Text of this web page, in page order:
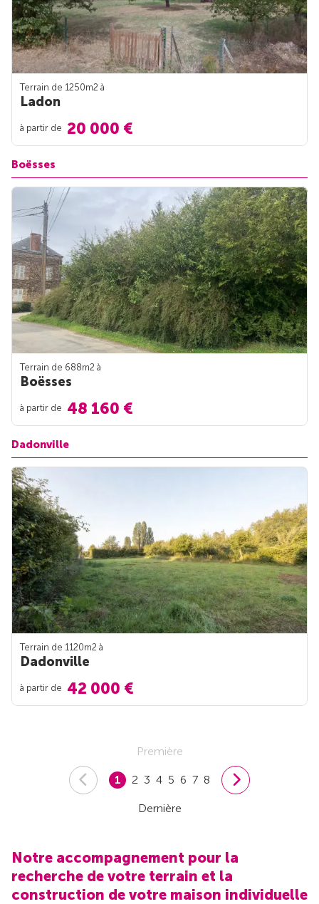
Terrain de 1250m2 à
Ladon
à partir de 20 000 €
Boësses
Terrain de 688m2 à
Boësses
à partir de 48 160 €
Dadonville
Terrain de 1120m2 à
Dadonville
à partir de 42 000 €
Première
1 2 3 4 5 6 7 8
Dernière
Notre accompagnement pour la
recherche de votre terrain et la
construction de votre maison individuelle